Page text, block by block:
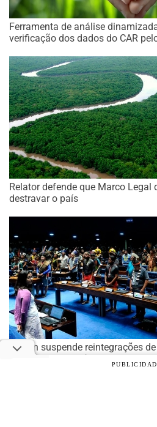
Ferramenta de análise
verificação dos dados do CAR
Relator defende que Marco Legal
destravar o país
Fachin suspende reintegrações
invadidas por indígenas , até o